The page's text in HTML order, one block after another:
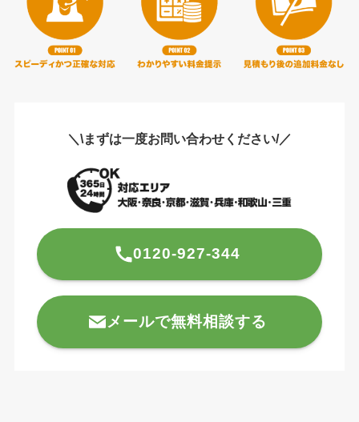
＼\まずは一度お問い合わせください/／
0120-927-344
メールで無料相談する